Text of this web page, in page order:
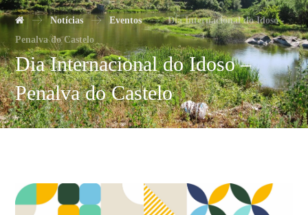
Notícias Eventos
Dia Internacional do Idoso -
Penalva do Castelo
Dia Internacional do Idoso –
Penalva do Castelo